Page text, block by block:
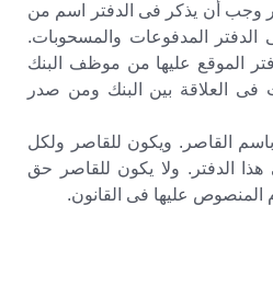
وجب أن يذكر فى الدفتر اسم من
المدفوعات والمسحوبات.
الموقع عليها من موظف البنك
فى العلاقة بين البنك ومن صدر
باسم القاصر. ويكون للقاصر ولكل
الدفتر. ولا يكون للقاصر حق
المنصوص عليها فى القانون.